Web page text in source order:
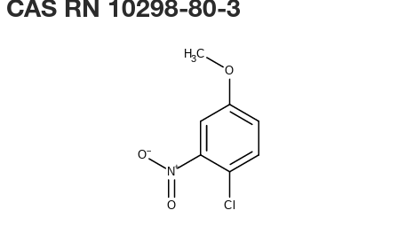
CAS RN 10298-80-3
H3C
O
Cl
N
O
O